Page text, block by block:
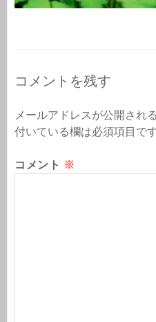
コメントを残す
メールアドレスが公開され
付いている欄は必須項目で
コメント ※